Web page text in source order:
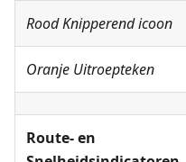
Rood Knipperend icoon
Oranje Uitroepteken
Route- en